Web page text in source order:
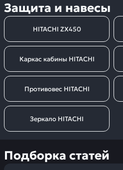
Защита и навесы
HITACHI ZX450
Каркас кабины HITACHI
Противовес HITACHI
Зеркало HITACHI
Подборка статей